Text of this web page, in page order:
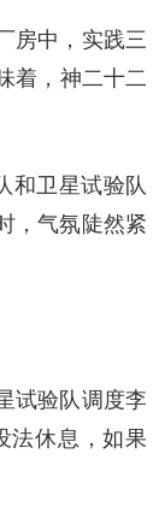
房中，实践三
着，神二十二
和卫星试验队
，气氛陡然紧
试验队调度李
法休息，如果